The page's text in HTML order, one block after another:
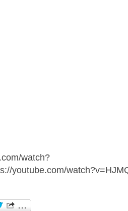
watch?
youtube.com/